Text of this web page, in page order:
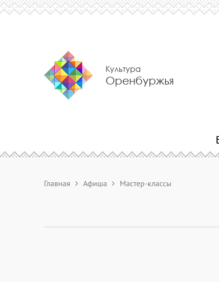
Культура
Оренбуржья
Главная Афиша Мастер-классы